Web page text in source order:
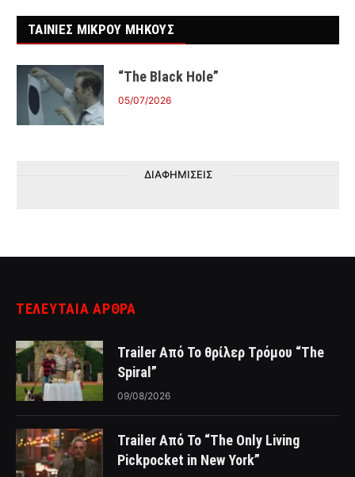
ΤΑΙΝΙΕΣ ΜΙΚΡΟΥ ΜΗΚΟΥΣ
“The Black Hole”
05/07/2026
ΔΙΑΦΗΜΙΣΕΙΣ
ΤΕΛΕΥΤΑΙΑ ΑΡΘΡΑ
Trailer Από Το θρίλερ Τρόμου “The
Spiral”
09/08/2026
Trailer Από Το “The Only Living
Pickpocket in New York”